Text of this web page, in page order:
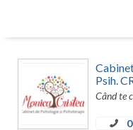
Bucuresti
Buzau
Calarasi
Psih.
Când te